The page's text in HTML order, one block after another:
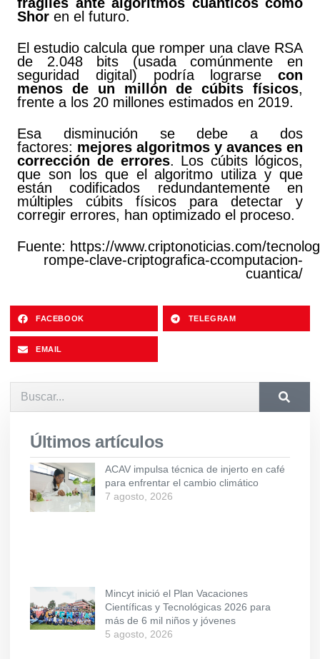
Shor en el futuro.
El estudio calcula que romper una clave RSA
de 2.048 bits (usada comúnmente en
seguridad digital) podría lograrse con
menos de un millón de cúbits físicos,
frente a los 20 millones estimados en 2019.
Esa disminución se debe a dos
factores: mejores algoritmos y avances en
corrección de errores. Los cúbits lógicos,
que son los que el algoritmo utiliza y que
están codificados redundantemente en
múltiples cúbits físicos para detectar y
corregir errores, han optimizado el proceso.
Fuente: https://www.criptonoticias.com/
rompe-clave-criptografica-ccomputacion-
cuantica/
FACEBOOK TELEGRAM
EMAIL
Últimos artículos
ACAV impulsa técnica de injerto en café
para enfrentar el cambio climático
7 agosto, 2026
Mincyt inició el Plan Vacaciones
Científicas y Tecnológicas 2026 para
más de 6 mil niños y jóvenes
5 agosto, 2026